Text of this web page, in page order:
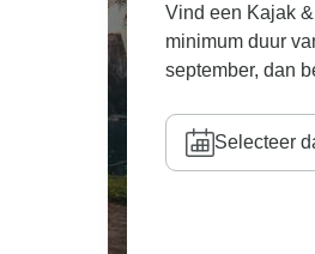
Vind een Kajak
minimum duur
september, dan
Selecteer